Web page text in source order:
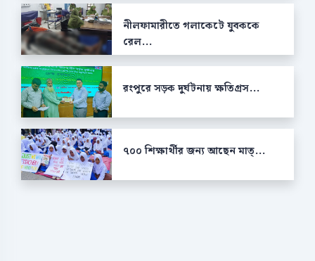
নীলফামারীতে গলাকেটে যুবককে
রেল...
রংপুরে সড়ক দুর্ঘটনায় ক্ষতিগ্রস...
৭০০ শিক্ষার্থীর জন্য আছেন মাত্...